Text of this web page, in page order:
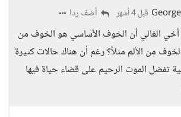
قبل 4 أشهر أضف ردا
أخي الغالي أن الخوف الأساسي هو الخوف من
من الألم مثلاً؟ رغم أن هناك حالات كثيرة
تفضل الموت الرحيم على قضاء حياة فيها